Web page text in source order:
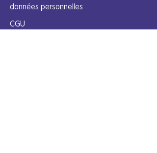
données personnelles
CGU